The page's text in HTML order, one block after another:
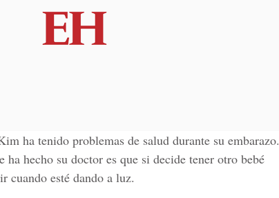
ha tenido problemas de salud durante su embarazo.
ha hecho su doctor es que si decide tener otro bebé
cuando esté dando a luz.